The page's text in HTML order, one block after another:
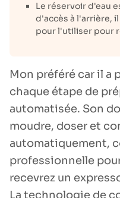
Le réservoir d'eau
d'accès à l'arrière,
pour l'utiliser pour
Mon préféré car il a
chaque étape de
automatisée. Son
moudre, doser et
automatiquement,
professionnelle
recevrez un
La technologie de